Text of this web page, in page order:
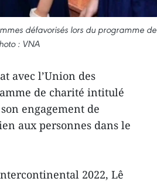
défavorisés lors du programme de
: VNA
avec l’Union des
de charité intitulé
engagement de
aux personnes dans le
2022, Lê